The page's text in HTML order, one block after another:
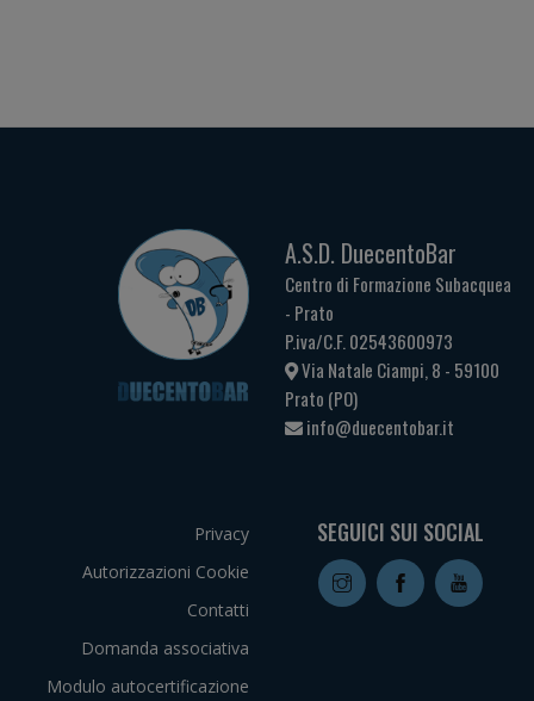
A.S.D. DuecentoBar
Centro di Formazione Subacquea
- Prato
P.iva/C.F. 02543600973
Via Natale Ciampi, 8 - 59100
Prato (PO)
info@duecentobar.it
Privacy
Autorizzazioni Cookie
Contatti
Domanda associativa
Modulo autocertificazione
SEGUICI SUI SOCIAL